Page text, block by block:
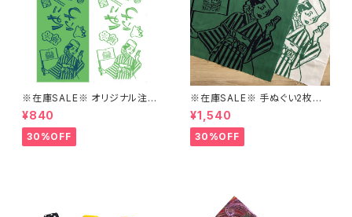
※在庫SALE※ オリジナル注染
手ぬぐい（みどり/しろ）【はこに
わ】
¥840
30%OFF
※在庫SALE※ 手ぬぐい2枚セッ
ト【はこにわ】
¥1,540
30%OFF